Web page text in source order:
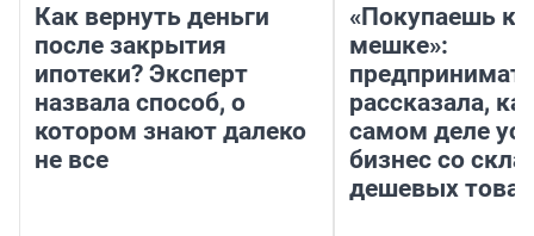
Как вернуть деньги
после закрытия
ипотеки? Эксперт
назвала способ, о
котором знают далеко
не все
«Покупаешь
мешке»:
рассказала,
самом деле
бизнес со
дешевых